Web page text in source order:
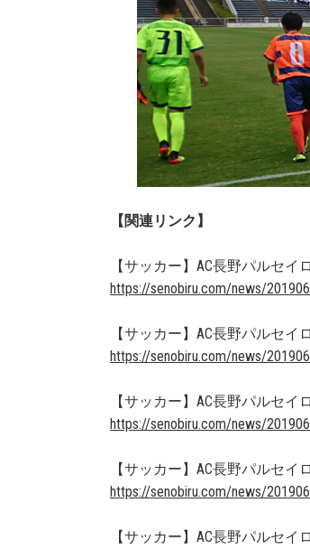
【関連リンク】
【サッカー】AC長野パルセイ
https://senobiru.com/news/
【サッカー】AC長野パルセイ
https://senobiru.com/news/
【サッカー】AC長野パルセ
https://senobiru.com/news/
【サッカー】AC長野パルセ
https://senobiru.com/news/
【サッカー】AC長野パルセ